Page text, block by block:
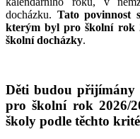
docházku. Tato povinnost
kterým byl pro školní rok
školní docházky.
Děti budou přijímány
pro školní rok 2026/
školy podle těchto